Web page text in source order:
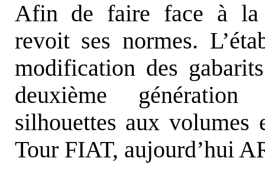
Afin de faire face à la
revoit ses normes.
modification des
deuxième
silhouettes aux
Tour FIAT, aujourd’hui